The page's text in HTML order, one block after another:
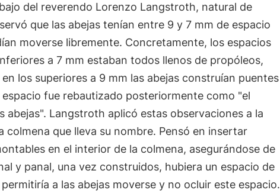
del reverendo Lorenzo Langstroth, natural de
que las abejas tenían entre 9 y 7 mm de espacio
moverse libremente. Concretamente, los espacios
a 7 mm estaban todos llenos de propóleos,
los superiores a 9 mm las abejas construían puentes
espacio fue rebautizado posteriormente como "el
abejas". Langstroth aplicó estas observaciones a la
colmena que lleva su nombre. Pensó en insertar
en el interior de la colmena, asegurándose de
y panal, una vez construidos, hubiera un espacio de
a las abejas moverse y no ocluir este espacio.